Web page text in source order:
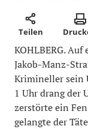
Teilen
KOHLBERG.
Jakob-Manz-
Krimineller sein
1 Uhr drang der
zerstörte ein
gelangte der